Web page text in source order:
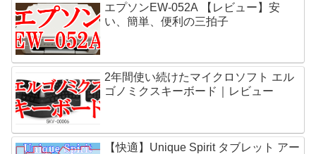
エプソンEW-052A 【レビュー】安
い、簡単、便利の三拍子
2年間使い続けたマイクロソフト エル
ゴノミクスキーボード｜レビュー
【快適】Unique Spirit タブレット アー